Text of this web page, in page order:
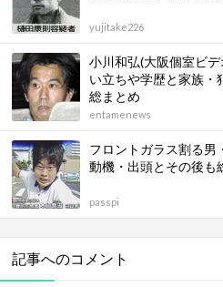
yujitake226
小川和弘(大阪個室ビ
い立ちや学歴と家族・
総まとめ
entamenews
フロントガラス割る男
動機・出頭とその後も
passpi
記事へのコメント